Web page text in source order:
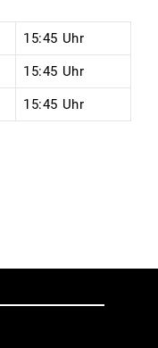
15:45 Uhr
15:45 Uhr
15:45 Uhr